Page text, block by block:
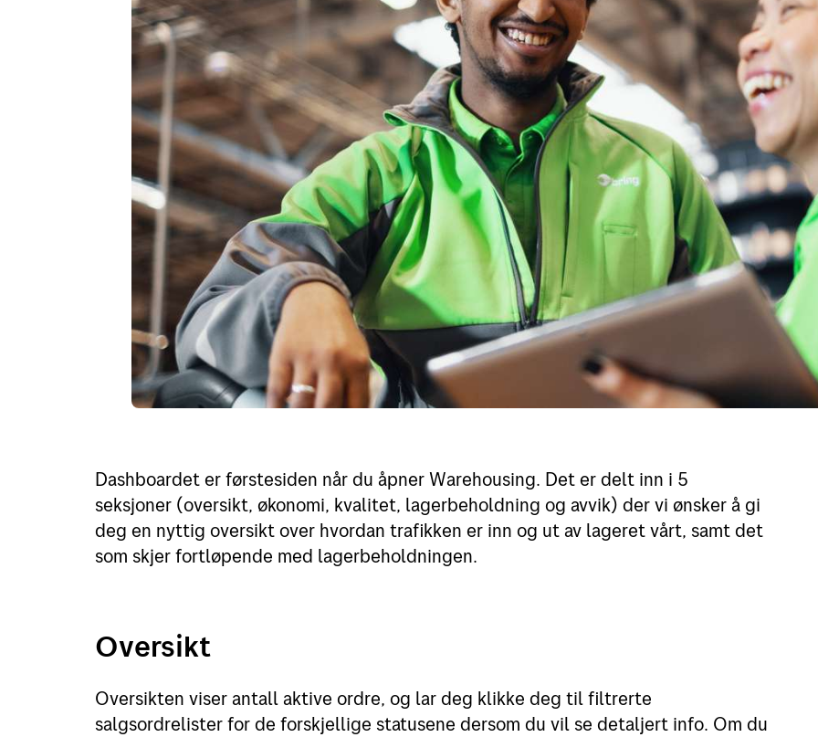
Dashboardet er førstesiden når du åpner Warehousing. Det er delt inn i 5
seksjoner (oversikt, økonomi, kvalitet, lagerbeholdning og avvik) der vi ønsker å gi
deg en nyttig oversikt over hvordan trafikken er inn og ut av lageret vårt, samt det
som skjer fortløpende med lagerbeholdningen.
Oversikt
Oversikten viser antall aktive ordre, og lar deg klikke deg til filtrerte
salgsordrelister for de forskjellige statusene dersom du vil se detaljert info. Om du